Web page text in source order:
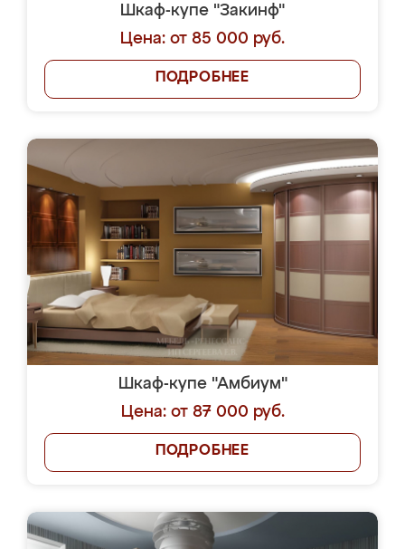
Шкаф-купе "Закинф"
Цена: от 85 000 руб.
ПОДРОБНЕЕ
Шкаф-купе "Амбиум"
Цена: от 87 000 руб.
ПОДРОБНЕЕ